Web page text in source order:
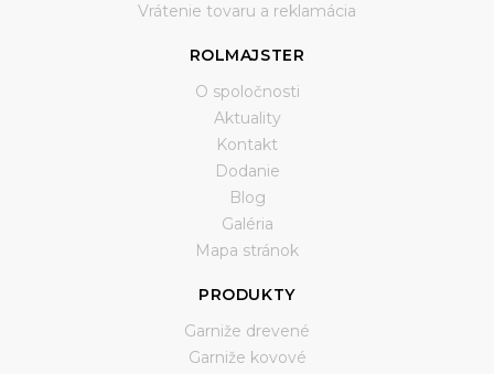
Vrátenie tovaru a reklamácia
ROLMAJSTER
O spoločnosti
Aktuality
Kontakt
Dodanie
Blog
Galéria
Mapa stránok
PRODUKTY
Garniže drevené
Garniže kovové